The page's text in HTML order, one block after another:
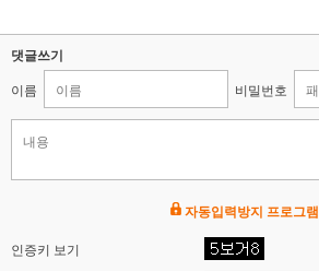
댓글쓰기
이름 비밀번호
자동입력방지 프로그램
인증키 보기